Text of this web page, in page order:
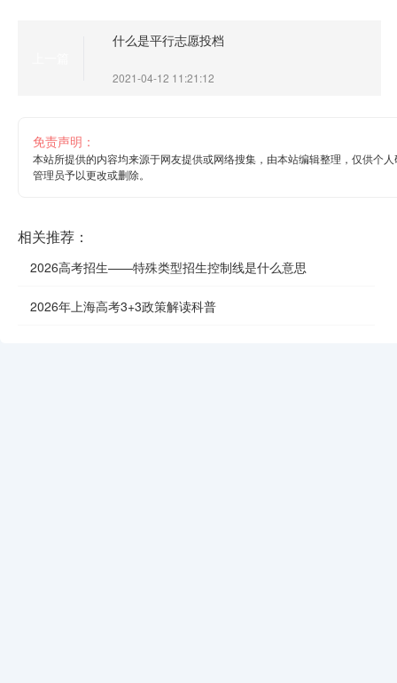
什么是平行志愿投档
2021-04-12 11:21:12
免责声明：
本站所提供的内容均来源于网友提供或网络搜集，由本站编辑整理，仅供个
管理员予以更改或删除。
相关推荐：
2026高考招生——特殊类型招生控制线是什么意思
2026年上海高考3+3政策解读科普